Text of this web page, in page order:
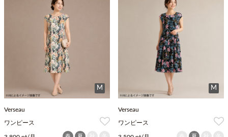
M
Verseau
ワンピース
M
Verseau
ワンピース